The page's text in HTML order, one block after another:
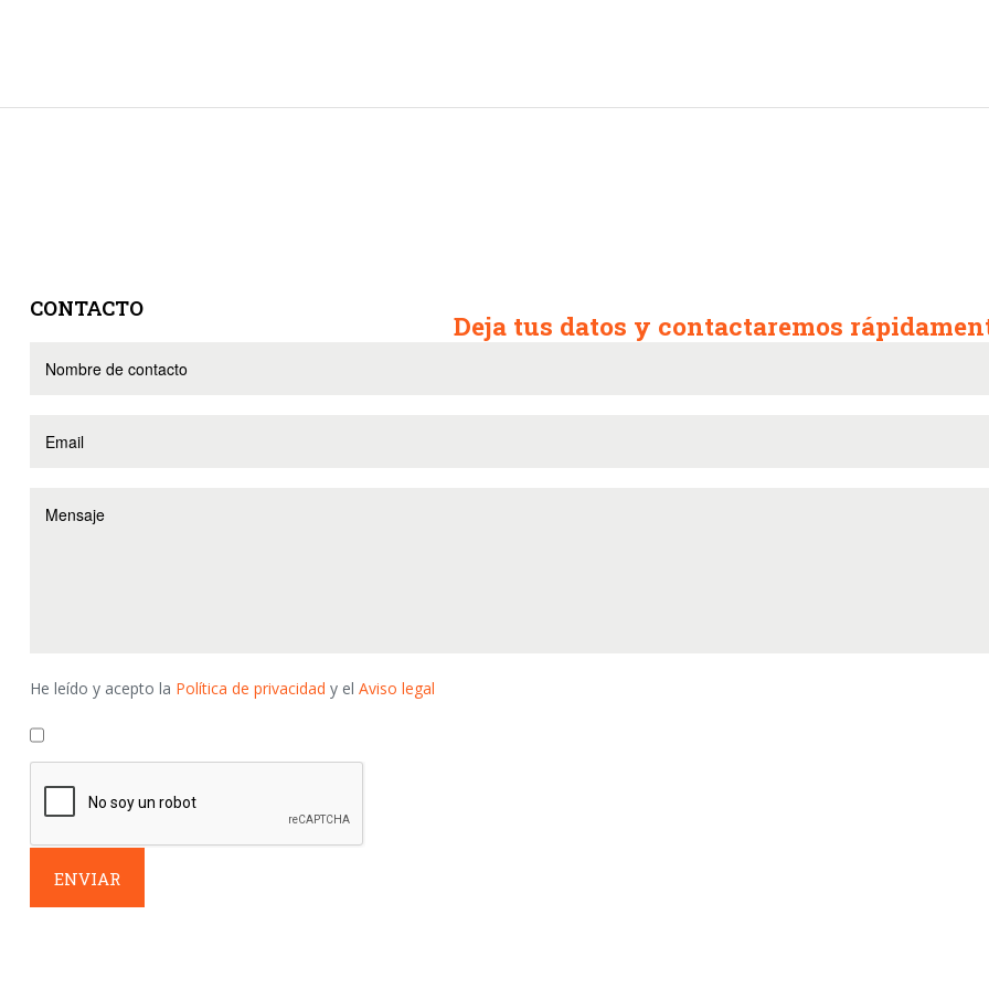
CONTACTO
Deja tus datos y contactaremos
He leído y acepto la Polí­tica de privacidad y el Aviso legal
ENVIAR